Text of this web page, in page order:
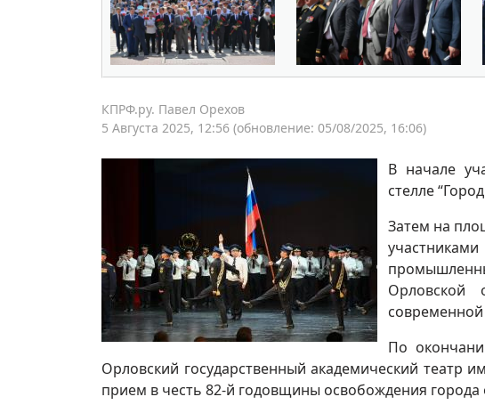
КПРФ.ру. Павел Орехов
5 Августа 2025, 12:56 (обновление: 05/08/2025, 16:06)
В начале
стелле
Затем на
Орловской
современной
По
Орловский государственный академический театр
прием в честь 82-й годовщины освобождения города